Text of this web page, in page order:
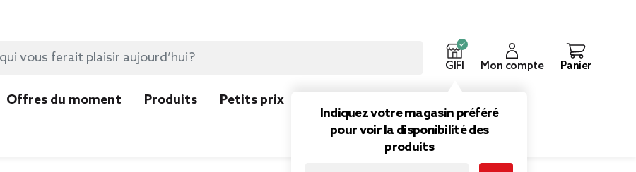
GIFI
Indiquez votre magasin préféré
pour voir la disponibilité des
produits
Mon compte Panier
Offres du moment Produits Petits prix